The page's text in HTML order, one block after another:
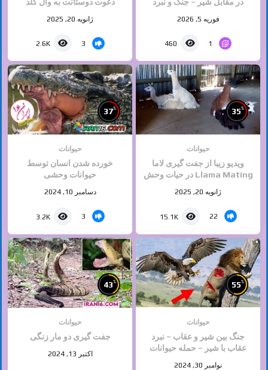
فوریه 5, 2026
1
460
ژانویه 20, 2025
3
2.6K
35%
حیوانات
ویدیو زیبا از جفت گیری لاما
Llama Mating در حیات وحش
برگرفته از دسته جفت گیری
حیوانات سایت ایران ۱۶
ژانویه 20, 2025
22
15.1K
37%
حیوانات
خورده شدن انسان توسط
حیوانات وحشی
دسامبر 10, 2024
3
3.2K
55%
حیوانات
جنگ بین شیر و عقاب – نبرد
عقاب با شیر – حمله حیوانات
نوامبر 30, 2024
43%
حیوانات
جفت گیری دو مار زنگی
اکتبر 13, 2024